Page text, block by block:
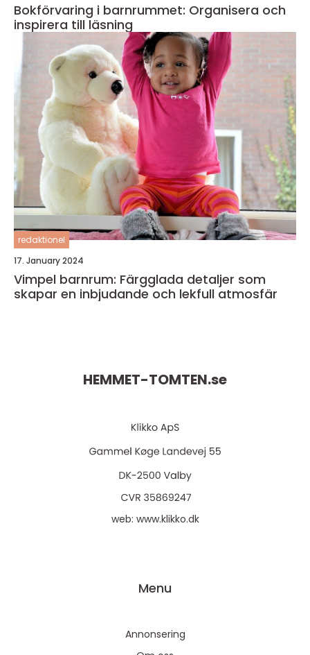
Bokförvaring i barnrummet: Organisera och
inspirera till läsning
redaktionel
17. January 2024
Vimpel barnrum: Färgglada detaljer som
skapar en inbjudande och lekfull atmosfär
HEMMET-TOMTEN.se
web: www.klikko.dk
Menu
Annonsering